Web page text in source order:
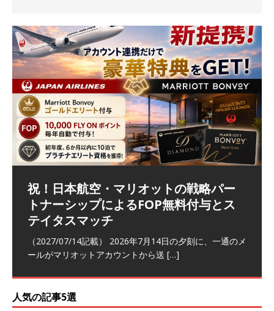
祝！日本航空・マリオットの戦略パー
トナーシップによるFOP無料付与とス
テイタスマッチ
（2027/07/14記載） 2026年7月14日の夕刻に、一通のメ
ールがマリオットアカウントから送 […]
ラウンジ 華 那覇空港 (2026/05)
（2026/06/07記載） 2026年5月下旬の平日に那覇を訪れ
た際に利用した。 こちらのラウンジ
The Coral Executive Lounge スワ
ンナプーム国際空港国内線ラウンジ
(2026/01)
（2026/03/31記載） 2026年1月上旬にバンコク経由でチ
ェンマイに行く際に利用した。 バン[…]
日本航空 羽田空港国際線ファースト
クラスラウンジ (2026/01)
（2026/03/18記載） 2026年1月、毎年恒例の新年の羽田
～バンコクの移動の際に再びこちらの[…]
バンコクエアウェイズ スワンナプー
ム国際空港国内線ラウンジ (2026/01)
（2026/03/13記載） 2026年1月上旬にバンコク経由でチ
ェンマイに向かう際に利用した。 今[…]
人気の記事5選